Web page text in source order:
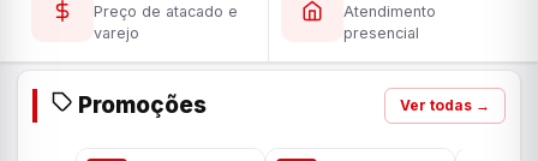
Preço de atacado e
varejo
Atendimento
presencial
Promoções Ver todas →